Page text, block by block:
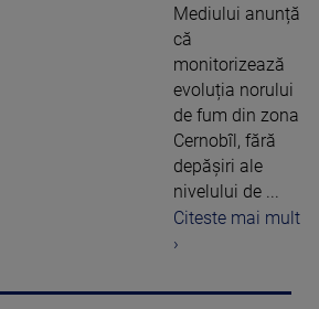
Mediului anunță
că
monitorizează
evoluția norului
de fum din zona
Cernobîl, fără
depășiri ale
nivelului de ...
Citeste mai mult
›